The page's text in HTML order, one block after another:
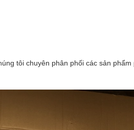
tôi chuyên phân phối các sản